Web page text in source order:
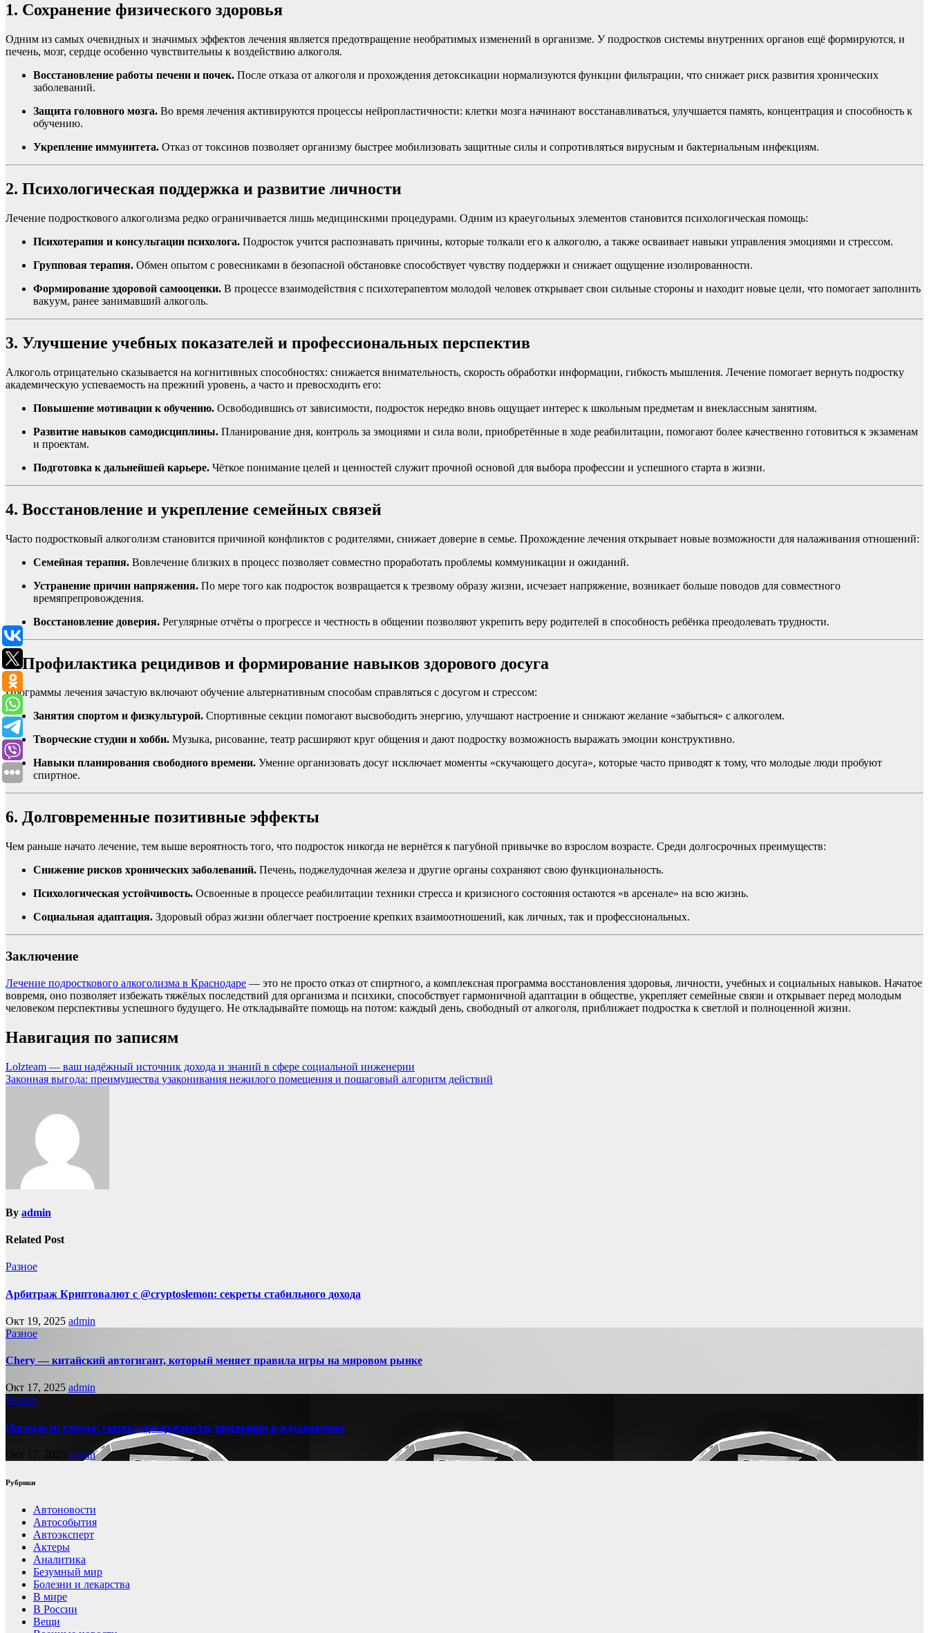
1. Сохранение физического здоровья
Одним из самых очевидных и значимых эффектов лечения является предотвращение необратимых изменений в организме. У подростков системы внутренних органов ещё формируются, и
печень, мозг, сердце особенно чувствительны к воздействию алкоголя.
Восстановление работы печени и почек. После отказа от алкоголя и прохождения детоксикации нормализуются функции фильтрации, что снижает риск развития хронических
заболеваний.
Защита головного мозга. Во время лечения активируются процессы нейропластичности: клетки мозга начинают восстанавливаться, улучшается память, концентрация и способность к
обучению.
Укрепление иммунитета. Отказ от токсинов позволяет организму быстрее мобилизовать защитные силы и сопротивляться вирусным и бактериальным инфекциям.
2. Психологическая поддержка и развитие личности
Лечение подросткового алкоголизма редко ограничивается лишь медицинскими процедурами. Одним из краеугольных элементов становится психологическая помощь:
Психотерапия и консультации психолога. Подросток учится распознавать причины, которые толкали его к алкоголю, а также осваивает навыки управления эмоциями и стрессом.
Групповая терапия. Обмен опытом с ровесниками в безопасной обстановке способствует чувству поддержки и снижает ощущение изолированности.
Формирование здоровой самооценки. В процессе взаимодействия с психотерапевтом молодой человек открывает свои сильные стороны и находит новые цели, что помогает заполнить
вакуум, ранее занимавший алкоголь.
3. Улучшение учебных показателей и профессиональных перспектив
Алкоголь отрицательно сказывается на когнитивных способностях: снижается внимательность, скорость обработки информации, гибкость мышления. Лечение помогает вернуть подростку
академическую успеваемость на прежний уровень, а часто и превосходить его:
Повышение мотивации к обучению. Освободившись от зависимости, подросток нередко вновь ощущает интерес к школьным предметам и внеклассным занятиям.
Развитие навыков самодисциплины. Планирование дня, контроль за эмоциями и сила воли, приобретённые в ходе реабилитации, помогают более качественно готовиться к экзаменам
и проектам.
Подготовка к дальнейшей карьере. Чёткое понимание целей и ценностей служит прочной основой для выбора профессии и успешного старта в жизни.
4. Восстановление и укрепление семейных связей
Часто подростковый алкоголизм становится причиной конфликтов с родителями, снижает доверие в семье. Прохождение лечения открывает новые возможности для налаживания отношений:
Семейная терапия. Вовлечение близких в процесс позволяет совместно проработать проблемы коммуникации и ожиданий.
Устранение причин напряжения. По мере того как подросток возвращается к трезвому образу жизни, исчезает напряжение, возникает больше поводов для совместного
времяпрепровождения.
Восстановление доверия. Регулярные отчёты о прогрессе и честность в общении позволяют укрепить веру родителей в способность ребёнка преодолевать трудности.
5. Профилактика рецидивов и формирование навыков здорового досуга
Программы лечения зачастую включают обучение альтернативным способам справляться с досугом и стрессом:
Занятия спортом и физкультурой. Спортивные секции помогают высвободить энергию, улучшают настроение и снижают желание «забыться» с алкоголем.
Творческие студии и хобби. Музыка, рисование, театр расширяют круг общения и дают подростку возможность выражать эмоции конструктивно.
Навыки планирования свободного времени. Умение организовать досуг исключает моменты «скучающего досуга», которые часто приводят к тому, что молодые люди пробуют
спиртное.
6. Долговременные позитивные эффекты
Чем раньше начато лечение, тем выше вероятность того, что подросток никогда не вернётся к пагубной привычке во взрослом возрасте. Среди долгосрочных преимуществ:
Снижение рисков хронических заболеваний. Печень, поджелудочная железа и другие органы сохраняют свою функциональность.
Психологическая устойчивость. Освоенные в процессе реабилитации техники стресса и кризисного состояния остаются «в арсенале» на всю жизнь.
Социальная адаптация. Здоровый образ жизни облегчает построение крепких взаимоотношений, как личных, так и профессиональных.
Заключение
Лечение подросткового алкоголизма в Краснодаре — это не просто отказ от спиртного, а комплексная программа восстановления здоровья, личности, учебных и социальных навыков. Начатое
вовремя, оно позволяет избежать тяжёлых последствий для организма и психики, способствует гармоничной адаптации в обществе, укрепляет семейные связи и открывает перед молодым
человеком перспективы успешного будущего. Не откладывайте помощь на потом: каждый день, свободный от алкоголя, приближает подростка к светлой и полноценной жизни.
Навигация по записям
Lolzteam — ваш надёжный источник дохода и знаний в сфере социальной инженерии
Законная выгода: преимущества узаконивания нежилого помещения и пошаговый алгоритм действий
By admin
Related Post
Разное
Арбитраж Криптовалют с @cryptoslemon: секреты стабильного дохода
Окт 19, 2025 admin
Разное
Chery — китайский автогигант, который меняет правила игры на мировом рынке
Окт 17, 2025 admin
Разное
Награда из стекла: символ прозрачности, признания и вдохновения
Окт 17, 2025 admin
Рубрики
Автоновости
Автособытия
Автоэксперт
Актеры
Аналитика
Безумный мир
Болезни и лекарства
В мире
В России
Вещи